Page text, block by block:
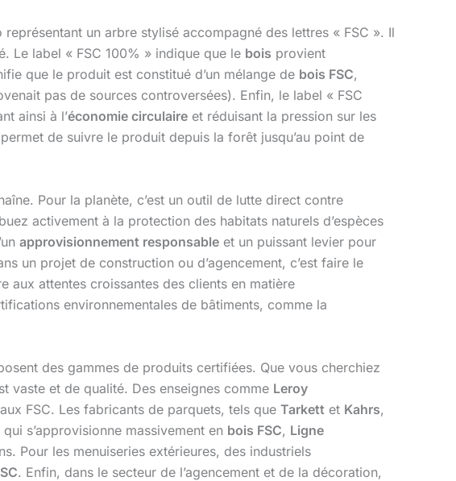
un arbre stylisé accompagné des lettres « FSC ». Il
Le label « FSC 100% » indique que le bois provient
que le produit est constitué d’un mélange de bois FSC,
pas de sources controversées). Enfin, le label « FSC
ainsi à l’économie circulaire et réduisant la pression sur les
de suivre le produit depuis la forêt jusqu’au point de
Pour la planète, c’est un outil de lutte direct contre
activement à la protection des habitats naturels d’espèces
approvisionnement responsable et un puissant levier pour
un projet de construction ou d’agencement, c’est faire le
aux attentes croissantes des clients en matière
environnementales de bâtiments, comme la
des gammes de produits certifiées. Que vous cherchiez
vaste et de qualité. Des enseignes comme Leroy
FSC. Les fabricants de parquets, tels que Tarkett et Kahrs,
qui s’approvisionne massivement en bois FSC, Ligne
Pour les menuiseries extérieures, des industriels
. Enfin, dans le secteur de l’agencement et de la décoration,